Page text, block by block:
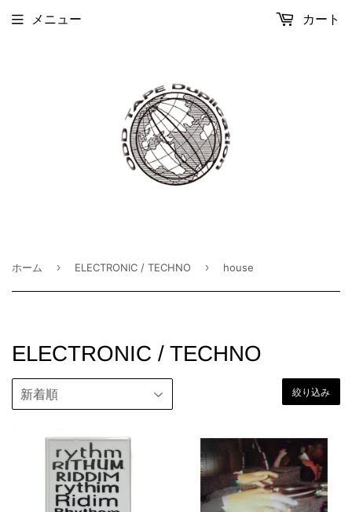
メニュー カート
ホーム › ELECTRONIC / TECHNO › house
ELECTRONIC / TECHNO
絞り込み